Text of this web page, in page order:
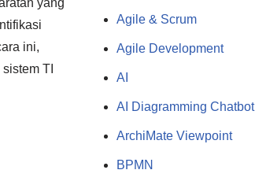
yang
ini,
TI
Agile & Scrum
Agile Development
AI
AI Diagramming Chatbot
ArchiMate Viewpoint
BPMN